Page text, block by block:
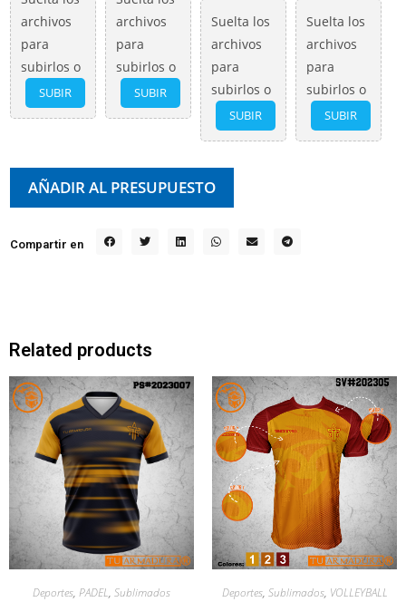
archivos
para
subirlos o
SUBIR
archivos
para
subirlos o
SUBIR
Suelta los
archivos
para
subirlos o
SUBIR
Suelta los
archivos
para
subirlos o
SUBIR
AÑADIR AL PRESUPUESTO
Compartir en
Related products
Deportes, PADEL, Sublimados Deportes, Sublimados, VOLLEYBALL